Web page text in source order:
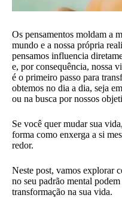
Os pensamentos moldam a
mundo e a nossa própria
pensamos influencia
e, por consequência, nossa
é o primeiro passo para
obtemos no dia a dia, seja
ou na busca por nossos
Se você quer mudar sua
forma como enxerga a si
redor.
Neste post, vamos explorar
no seu padrão mental
transformação na sua vida.